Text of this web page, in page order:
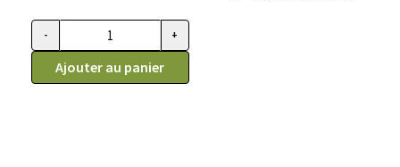
quantité de Kong Connects jouet de boxe pour fenêtre pour
- +
Ajouter au panier